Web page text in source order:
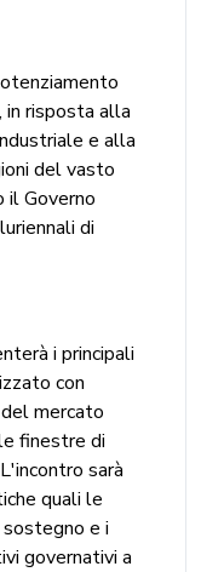
risposta alla
e alla
del vasto
il Governo
di
i principali
con
mercato
finestre di
sarà
quali le
e i
governativi a